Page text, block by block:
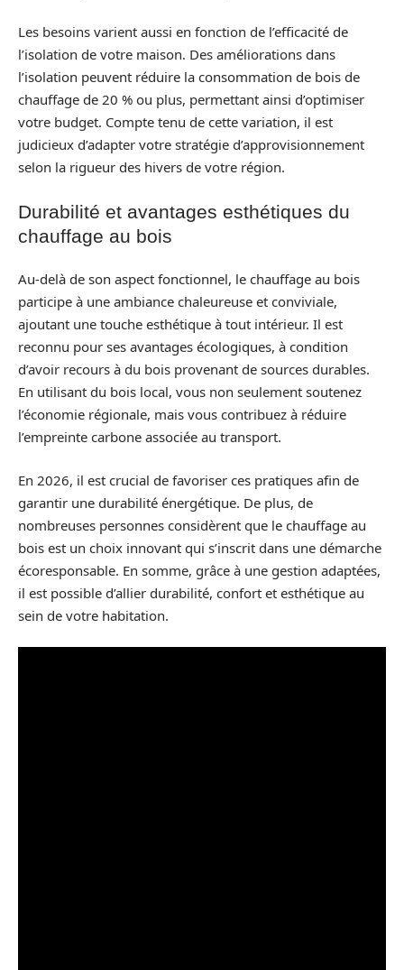
Les besoins varient aussi en fonction de l’efficacité de
l’isolation de votre maison. Des améliorations dans
l’isolation peuvent réduire la consommation de bois de
chauffage de 20 % ou plus, permettant ainsi d’optimiser
votre budget. Compte tenu de cette variation, il est
judicieux d’adapter votre stratégie d’approvisionnement
selon la rigueur des hivers de votre région.
Durabilité et avantages esthétiques du
chauffage au bois
Au-delà de son aspect fonctionnel, le chauffage au bois
participe à une ambiance chaleureuse et conviviale,
ajoutant une touche esthétique à tout intérieur. Il est
reconnu pour ses avantages écologiques, à condition
d’avoir recours à du bois provenant de sources durables.
En utilisant du bois local, vous non seulement soutenez
l’économie régionale, mais vous contribuez à réduire
l’empreinte carbone associée au transport.
En 2026, il est crucial de favoriser ces pratiques afin de
garantir une durabilité énergétique. De plus, de
nombreuses personnes considèrent que le chauffage au
bois est un choix innovant qui s’inscrit dans une démarche
écoresponsable. En somme, grâce à une gestion adaptées,
il est possible d’allier durabilité, confort et esthétique au
sein de votre habitation.